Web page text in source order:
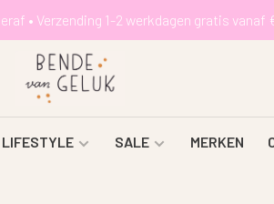
• Verzending 1-2 werkdagen gratis vanaf
LIFESTYLE SALE MERKEN